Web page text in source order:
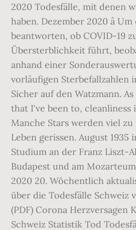
2020 Todesfälle, mit denen
haben. Dezember 2020 â
beantworten, ob COVID-19
Übersterblichkeit führt,
anhand einer
vorläufigen Sterbefallzahlen
Sicher auf den Watzmann.
that I've been to, cleanliness
Manche Stars werden viel
Leben gerissen. August 1935
Studium an der Franz Liszt-
Budapest und am
2020 20. Wöchentlich
über die Todesfälle Schweiz
(PDF) Corona Herzversagen
Schweiz Statistik Tod